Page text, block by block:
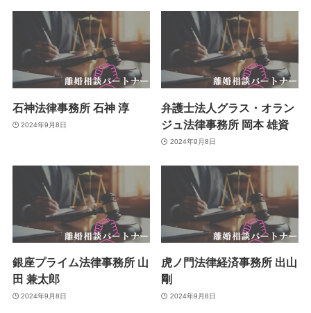
石神法律事務所 石神 淳
2024年9月8日
弁護士法人グラス・オラン
ジュ法律事務所 岡本 雄資
2024年9月8日
銀座プライム法律事務所 山
田 兼太郎
2024年9月8日
虎ノ門法律経済事務所 出山
剛
2024年9月8日